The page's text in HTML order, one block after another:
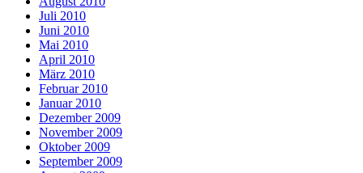
Juli 2010
Juni 2010
Mai 2010
April 2010
März 2010
Februar 2010
Januar 2010
Dezember 2009
November 2009
Oktober 2009
September 2009